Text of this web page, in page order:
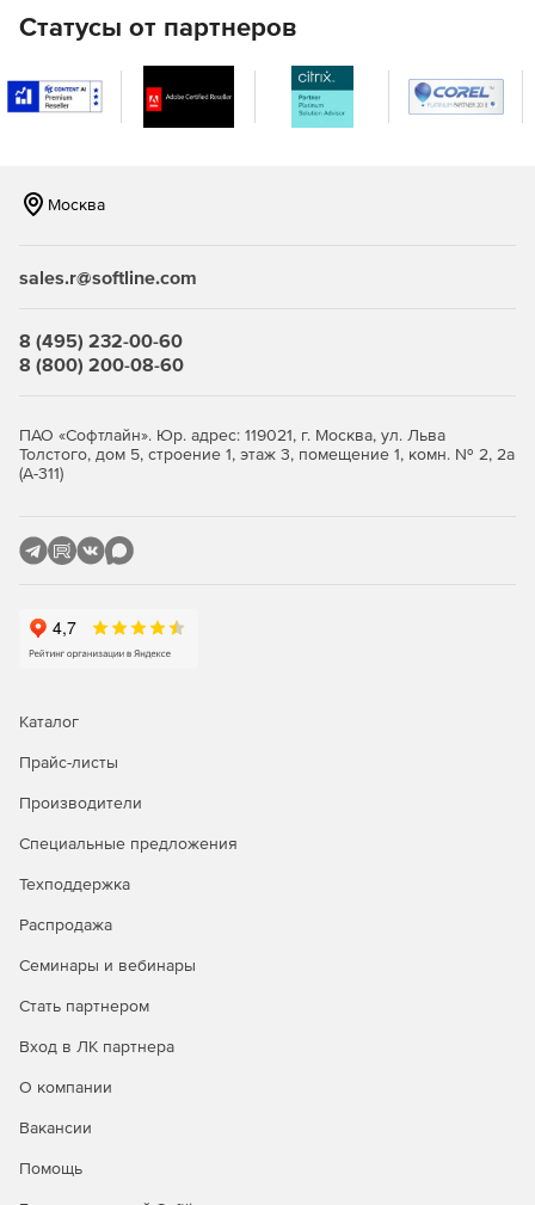
Статусы от партнеров
Москва
sales.r@softline.com
8 (495) 232-00-60
8 (800) 200-08-60
ПАО «Софтлайн». Юр. адрес: 119021, г. Москва, ул. Льва
Толстого, дом 5, строение 1, этаж 3, помещение 1, комн. № 2, 2а
(А-311)
Каталог
Прайс-листы
Производители
Специальные предложения
Техподдержка
Распродажа
Семинары и вебинары
Стать партнером
Вход в ЛК партнера
О компании
Вакансии
Помощь